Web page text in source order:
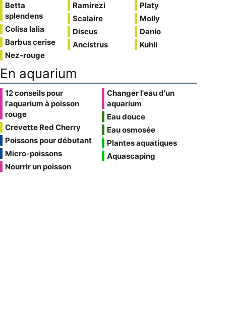
Betta
splendens
Colisa lalia
Barbus cerise
Nez-rouge
Ramirezi
Scalaire
Discus
Ancistrus
Platy
Molly
Danio
Kuhli
En aquarium
12 conseils pour
l'aquarium à poisson
rouge
Crevette Red Cherry
Poissons pour débutant
Micro-poissons
Nourrir un poisson
Changer l'eau d'un
aquarium
Eau douce
Eau osmosée
Plantes aquatiques
Aquascaping